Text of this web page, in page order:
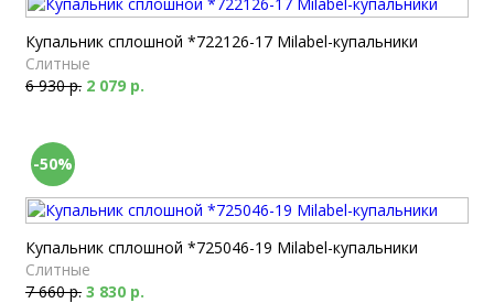
Купальник сплошной *722126-17 Milabel-купальники
Слитные
6 930 р. 2 079 р.
-50%
Купальник сплошной *725046-19 Milabel-купальники
Слитные
7 660 р. 3 830 р.